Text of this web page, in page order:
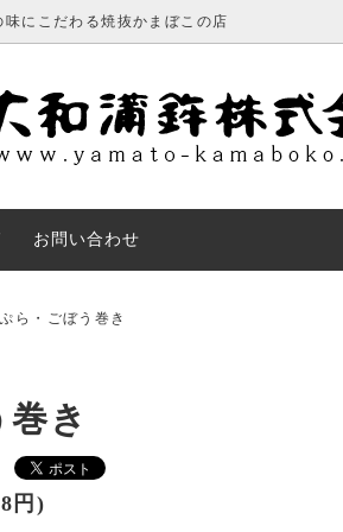
にこだわる焼抜かまぼこの店
ト（送料込）
て
お問い合わせ
ら・ごぼう巻き
き
円)